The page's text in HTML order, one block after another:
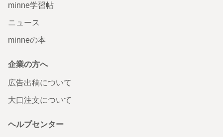
minne学習帖
ニュース
minneの本
企業の方へ
広告出稿について
大口注文について
ヘルプセンター